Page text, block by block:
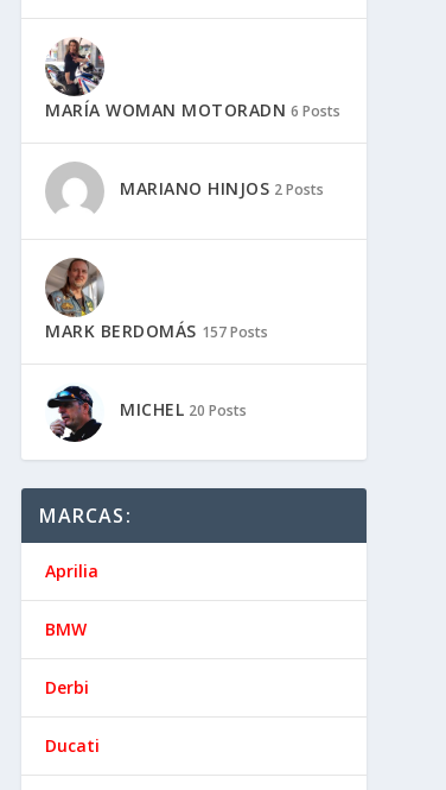
MARÍA WOMAN MOTORADN 6 Posts
MARIANO HINJOS 2 Posts
MARK BERDOMÁS 157 Posts
MICHEL 20 Posts
MARCAS:
Aprilia
BMW
Derbi
Ducati